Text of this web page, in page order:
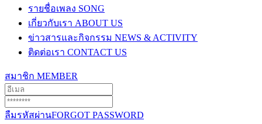
รายชื่อเพลง SONG
เกี่ยวกับเรา ABOUT US
ข่าวสารและกิจกรรม NEWS & ACTIVITY
ติดต่อเรา CONTACT US
สมาชิก MEMBER
ลืมรหัสผ่านFORGOT PASSWORD